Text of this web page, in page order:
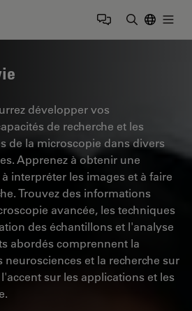
développer vos
de recherche et les
de la microscopie dans divers
Apprenez à obtenir une
interpréter les images et à faire
Trouvez des informations
avancée, les techniques
des échantillons et l'analyse
abordés comprennent la
et la recherche sur
sur les applications et les